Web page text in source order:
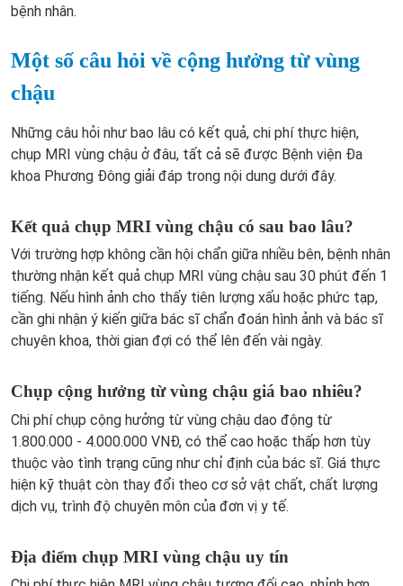
bệnh nhân.
Một số câu hỏi về cộng hưởng từ vùng
chậu
Những câu hỏi như bao lâu có kết quả, chi phí thực hiện,
chụp MRI vùng chậu ở đâu, tất cả sẽ được Bệnh viện Đa
khoa Phương Đông giải đáp trong nội dung dưới đây.
Kết quả chụp MRI vùng chậu có sau bao lâu?
Với trường hợp không cần hội chẩn giữa nhiều bên, bệnh nhân
thường nhận kết quả chụp MRI vùng chậu sau 30 phút đến 1
tiếng. Nếu hình ảnh cho thấy tiên lượng xấu hoặc phức tạp,
cần ghi nhận ý kiến giữa bác sĩ chẩn đoán hình ảnh và bác sĩ
chuyên khoa, thời gian đợi có thể lên đến vài ngày.
Chụp cộng hưởng từ vùng chậu giá bao nhiêu?
Chi phí chụp cộng hưởng từ vùng chậu dao động từ
1.800.000 - 4.000.000 VNĐ, có thể cao hoặc thấp hơn tùy
thuộc vào tình trạng cũng như chỉ định của bác sĩ. Giá thực
hiện kỹ thuật còn thay đổi theo cơ sở vật chất, chất lượng
dịch vụ, trình độ chuyên môn của đơn vị y tế.
Địa điểm chụp MRI vùng chậu uy tín